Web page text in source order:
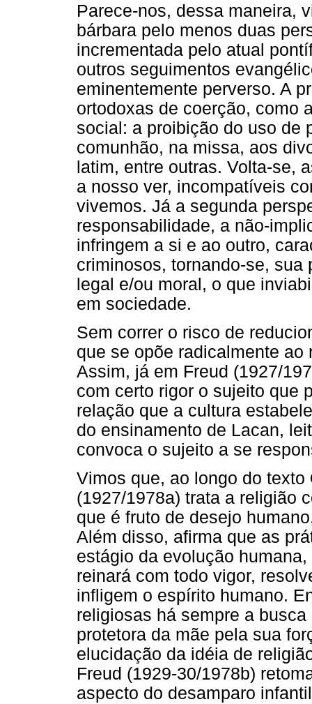
Parece-nos, dessa maneira,
bárbara pelo menos duas
incrementada pelo atual
outros seguimentos
eminentemente perverso. A
ortodoxas de coerção, como
social: a proibição do uso de
comunhão, na missa, aos
latim, entre outras. Volta-se,
a nosso ver, incompatíveis
vivemos. Já a segunda
responsabilidade, a não-
infringem a si e ao outro,
criminosos, tornando-se, sua
legal e/ou moral, o que
em sociedade.
Sem correr o risco de
que se opõe radicalmente
Assim, já em Freud (1927/
com certo rigor o sujeito que
relação que a cultura
do ensinamento de Lacan,
convoca o sujeito a se
Vimos que, ao longo do texto
(1927/1978a) trata a religião
que é fruto de desejo
Além disso, afirma que as
estágio da evolução
reinará com todo vigor,
infligem o espírito humano.
religiosas há sempre a
protetora da mãe pela sua
elucidação da idéia de
Freud (1929-30/1978b)
aspecto do desamparo